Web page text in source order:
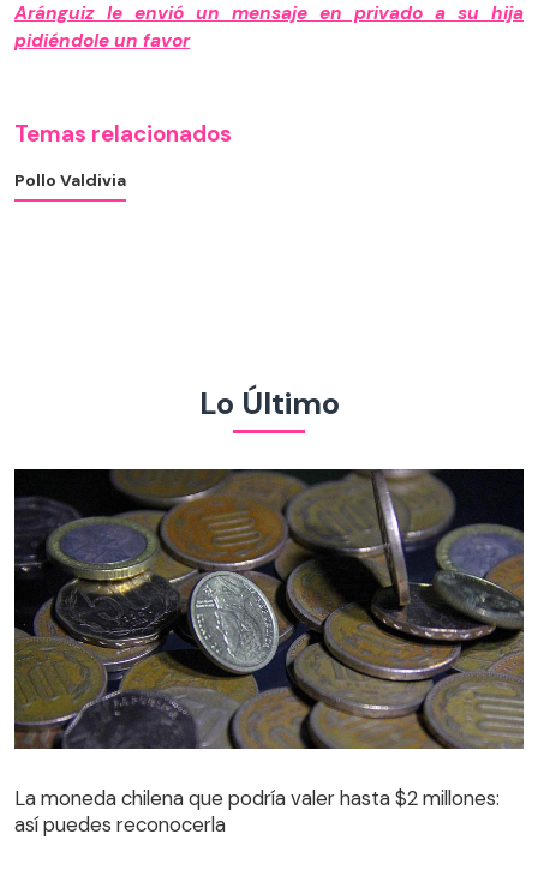
Aránguiz le envió un mensaje en privado a su hija
pidiéndole un favor
Temas relacionados
Pollo Valdivia
Lo Último
La moneda chilena que podría valer hasta $2 millones:
así puedes reconocerla